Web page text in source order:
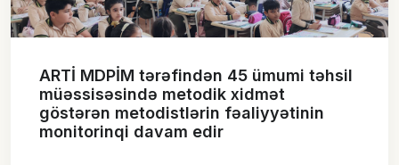
ARTİ MDPİM tərəfindən 45 ümumi təhsil
müəssisəsində metodik xidmət
göstərən metodistlərin fəaliyyətinin
monitorinqi davam edir